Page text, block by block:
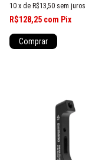
10 x de R$13,50 sem juros
R$128,25 com Pix
Comprar